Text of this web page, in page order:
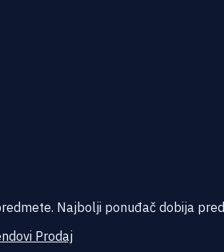
Najbolji ponuđač dobija
Prodaj